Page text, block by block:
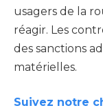
usagers de la
réagir. Les
des sanctions
matérielles.
Suivez notre